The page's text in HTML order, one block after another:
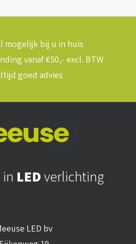
mogelijk bij u in huis
vanaf €50,- excl. BTW
goed advies
LEDverlichting
LED bv